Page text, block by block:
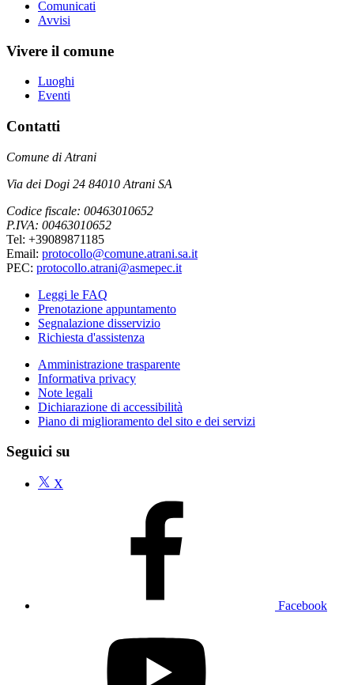
Comunicati
Avvisi
Vivere il comune
Luoghi
Eventi
Contatti
Comune di Atrani
Via dei Dogi 24 84010 Atrani SA
Codice fiscale: 00463010652
P.IVA: 00463010652
Tel: +39089871185
Email: protocollo@comune.atrani.sa.it
PEC: protocollo.atrani@asmepec.it
Leggi le FAQ
Prenotazione appuntamento
Segnalazione disservizio
Richiesta d'assistenza
Amministrazione trasparente
Informativa privacy
Note legali
Dichiarazione di accessibilità
Piano di miglioramento del sito e dei servizi
Seguici su
X
Facebook